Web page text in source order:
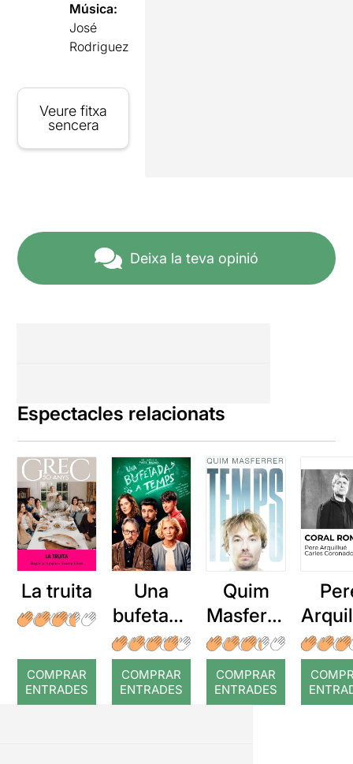
Música:
José
Rodriguez
Veure fitxa
sencera
Deixa la teva opinió
Espectacles relacionats
La truita
COMPRAR
ENTRADES
Una
bufetada
a temps
COMPRAR
ENTRADES
Quim
Masferre
r: Temps
COMPRAR
ENTRADES
: